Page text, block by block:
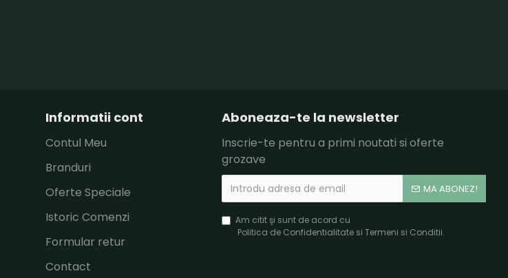
Informatii cont
Contul Meu
Branduri
Oferte Speciale
Istoric Comenzi
Formular retur
Contact
Aboneaza-te la newsletter
Inscrie-te pentru a primi noutati si oferte
grozave
MA ABONEZ!
Am citit şi sunt de acord cu
Politica de Confidentialitate si Termeni si Conditii.